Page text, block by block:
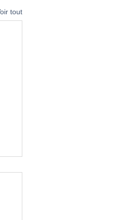
tout